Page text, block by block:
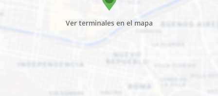
Ver terminales en el mapa